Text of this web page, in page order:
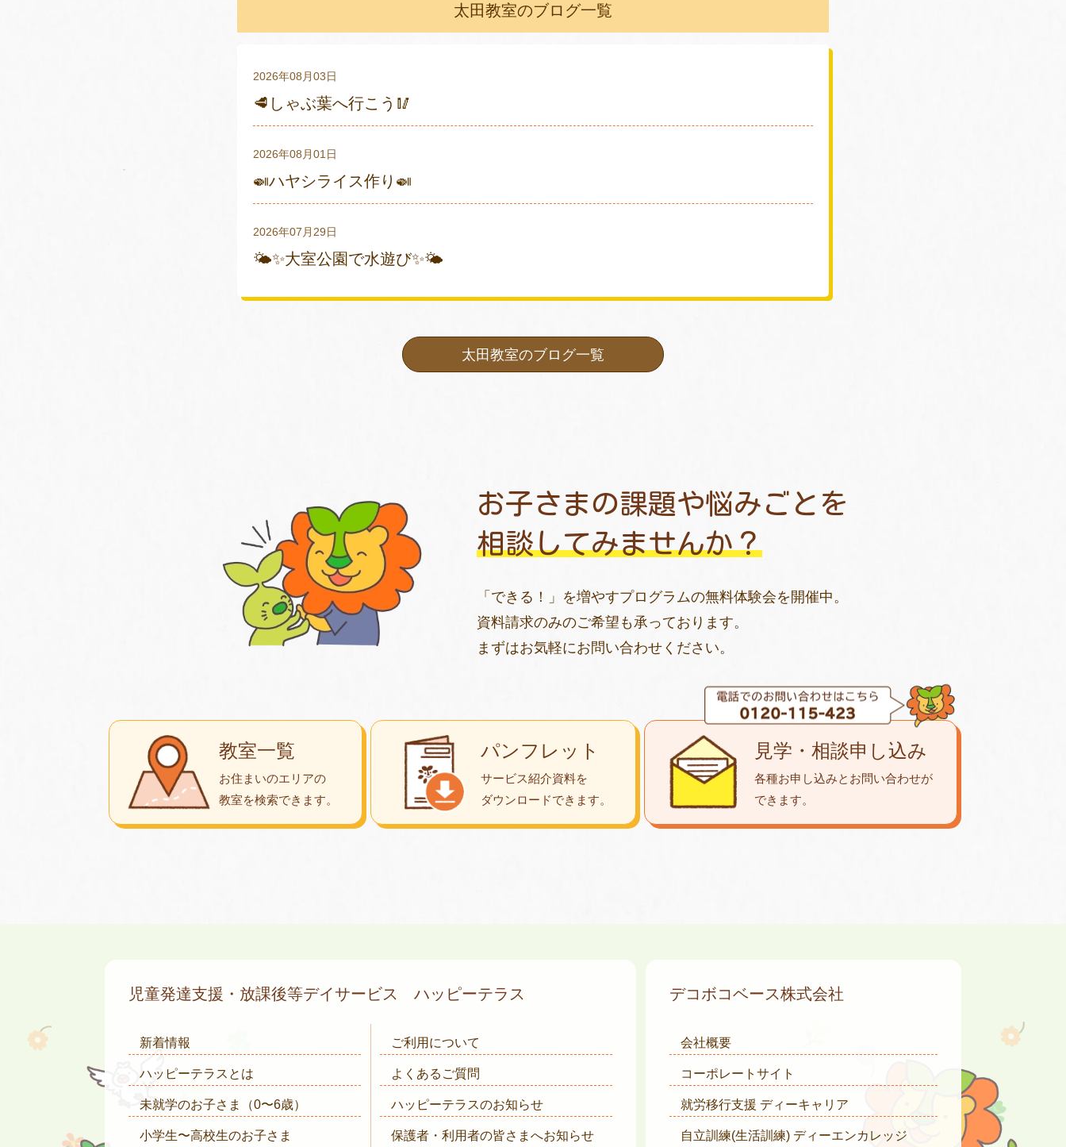
太田教室のブログ一覧
2026年08月03日
🥩しゃぶ葉へ行こう🥢
2026年08月01日
🍛ハヤシライス作り🍛
2026年07月29日
🌤✨大室公園で水遊び✨🌤
太田教室のブログ一覧
お子さまの課題や悩みごとを
相談してみませんか？
「できる！」を増やすプログラムの無料体験会を開催中。
資料請求のみのご希望も承っております。
まずはお気軽にお問い合わせください。
教室一覧
お住まいのエリアの
教室を検索できます。
パンフレット
サービス紹介資料を
ダウンロードできます。
見学・相談申し込み
各種お申し込みとお問い合わせが
できます。
児童発達支援・放課後等デイサービス ハッピーテラス
新着情報
ハッピーテラスとは
未就学のお子さま （0〜6歳）
小学生〜高校生のお子さま
ご利用について
よくあるご質問
ハッピーテラスのお知らせ
保護者・利用者の皆さまへお知らせ
デコボコベース株式会社
会社概要
コーポレートサイト
就労移行支援 ディーキャリア
自立訓練(生活訓練) ディーエンカレッジ